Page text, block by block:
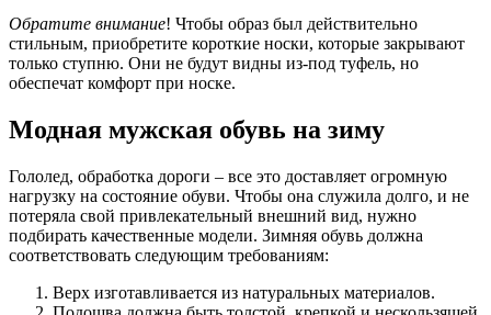
Обратите внимание! Чтобы образ был действительно
стильным, приобретите короткие носки, которые закрывают
только ступню. Они не будут видны из-под туфель, но
обеспечат комфорт при носке.
Модная мужская обувь на зиму
Гололед, обработка дороги – все это доставляет огромную
нагрузку на состояние обуви. Чтобы она служила долго, и не
потеряла свой привлекательный внешний вид, нужно
подбирать качественные модели. Зимняя обувь должна
соответствовать следующим требованиям:
Верх изготавливается из натуральных материалов.